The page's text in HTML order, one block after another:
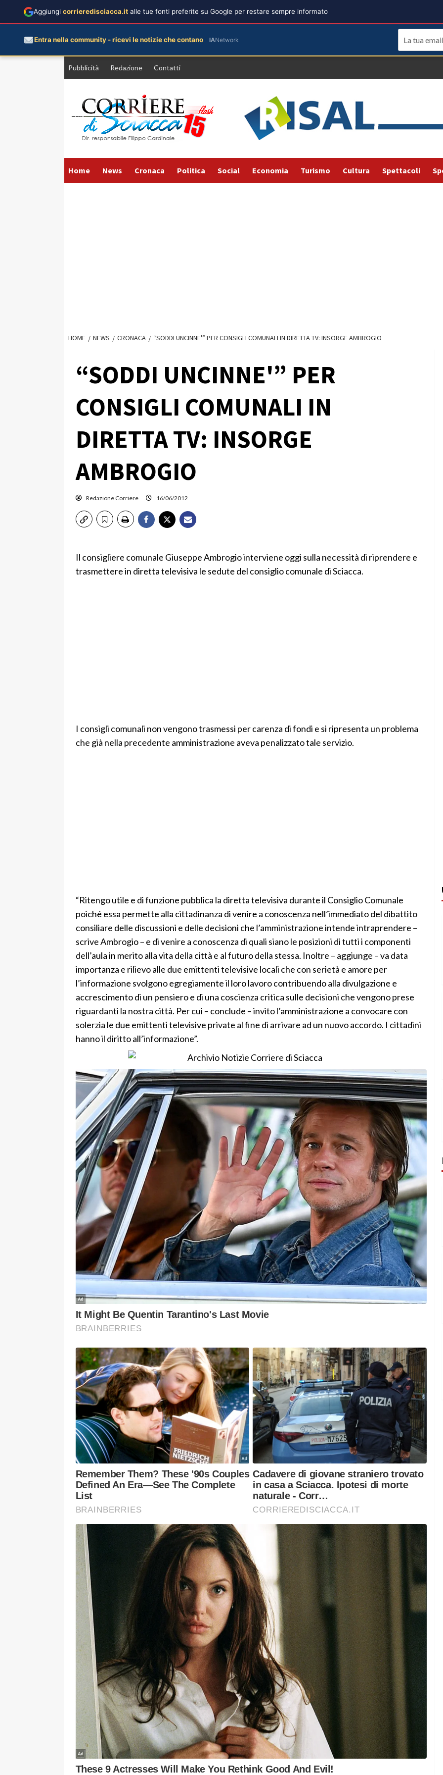
Pubblicità Redazione Contatti
Home News Cronaca Politica Social Economia Turismo Cultura Spettacoli
HOME NEWS CRONACA “SODDI UNCINNE'” PER CONSIGLI COMUNALI IN DIRETTA TV: INSORGE AMBROGIO
“SODDI UNCINNE'” PER
CONSIGLI COMUNALI IN
DIRETTA TV: INSORGE
AMBROGIO
Redazione Corriere 16/06/2012
Il consigliere comunale Giuseppe Ambrogio interviene oggi sulla necessità di riprendere e
trasmettere in diretta televisiva le sedute del consiglio comunale di Sciacca.
I consigli comunali non vengono trasmessi per carenza di fondi e si ripresenta un problema
che già nella precedente amministrazione aveva penalizzato tale servizio.
“Ritengo utile e di funzione pubblica la diretta televisiva durante il Consiglio Comunale
poiché essa permette alla cittadinanza di venire a conoscenza nell’immediato del dibattito
consiliare delle discussioni e delle decisioni che l’amministrazione intende intraprendere –
scrive Ambrogio – e di venire a conoscenza di quali siano le posizioni di tutti i componenti
dell’aula in merito alla vita della città e al futuro della stessa. Inoltre – aggiunge – va data
importanza e rilievo alle due emittenti televisive locali che con serietà e amore per
l’informazione svolgono egregiamente il loro lavoro contribuendo alla divulgazione e
accrescimento di un pensiero e di una coscienza critica sulle decisioni che vengono prese
riguardanti la nostra città. Per cui – conclude – invito l’amministrazione a convocare con
solerzia le due emittenti televisive private al fine di arrivare ad un nuovo accordo. I cittadini
hanno il diritto all’informazione”.
Aggiungi corrieredisciacca.it alle tue fonti preferite su Google per restare sempre informato
Entra nella community - ricevi le notizie che contano IANetwork